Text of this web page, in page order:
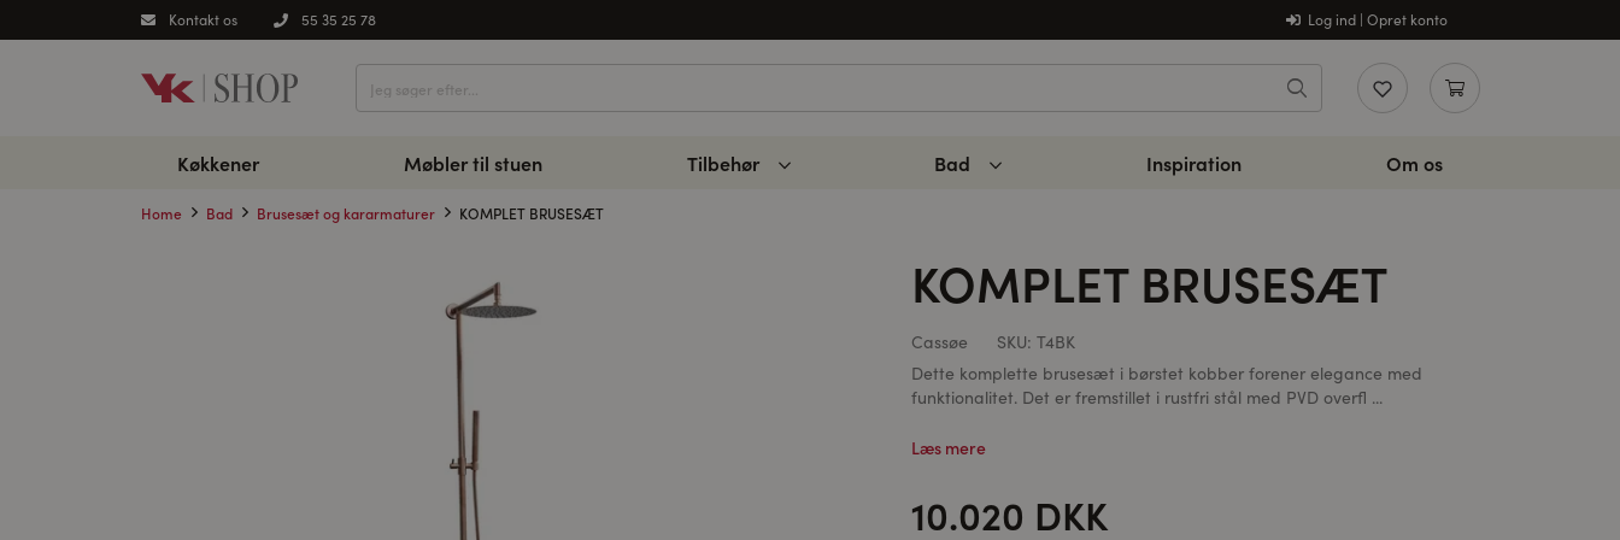
Kontakt os 55 35 25 78 Log ind | Opret konto
Køkkener Møbler til stuen Tilbehør Bad Inspiration Om os
Home Bad Brusesæt og kararmaturer KOMPLET BRUSESÆT
KOMPLET BRUSESÆT
Cassøe SKU: T4BK
Dette komplette brusesæt i børstet kobber forener elegance med
funktionalitet. Det er fremstillet i rustfri stål med PVD overfl ...
Læs mere
10.020 DKK